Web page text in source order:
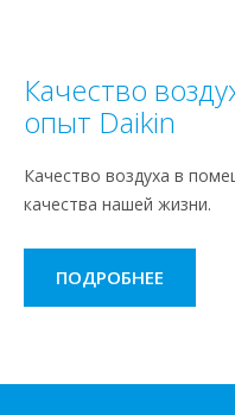
Качество
опыт Daikin
Качество воздуха в
качества нашей жизни.
ПОДРОБНЕЕ